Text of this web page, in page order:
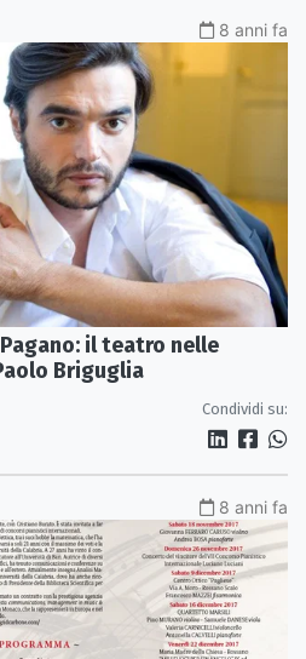
8 anni fa
il teatro nelle
Briguglia
Condividi su:
8 anni fa